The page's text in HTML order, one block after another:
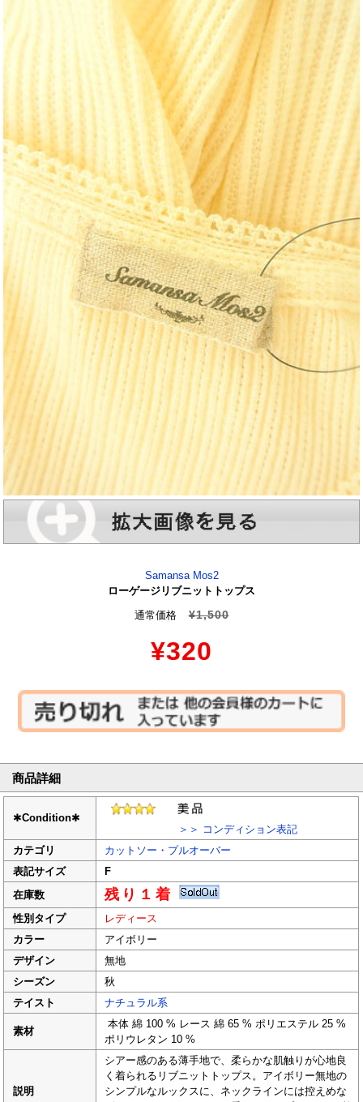
Samansa Mos2
ローゲージリブニットトップス
通常価格
¥1,500
¥320
商品詳細
✱Condition✱
＞＞ コンディション表記
カテゴリ
カットソー・プルオーバー
表記サイズ
F
在庫数
残り１着
性別タイプ
レディース
カラー
アイボリー
デザイン
無地
シーズン
秋
テイスト
ナチュラル系
素材
本体 綿 100 % レース 綿 65 % ポリエステル 25 %
ポリウレタン 10 %
説明
シアー感のある薄手地で、柔らかな肌触りが心地良
く着られるリブニットトップス。アイボリー無地の
シンプルなルックスに、ネックラインには控えめな